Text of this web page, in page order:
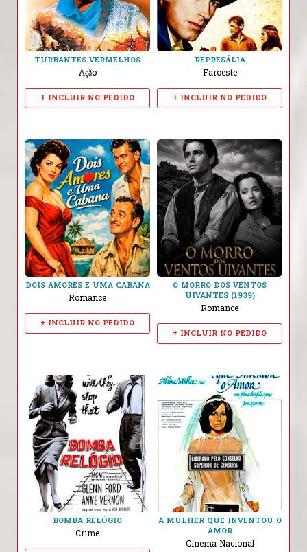
TURBANTES VERMELHOS
Ação
+ INCLUIR NO PEDIDO
REPRESÁLIA
Faroeste
+ INCLUIR NO PEDIDO
DOIS AMORES E UMA CABANA
Romance
+ INCLUIR NO PEDIDO
O MORRO DOS VENTOS
UIVANTES (1939)
Romance
+ INCLUIR NO PEDIDO
BOMBA RELÓGIO
Crime
A MULHER QUE INVENTOU O
AMOR
Cinema Nacional